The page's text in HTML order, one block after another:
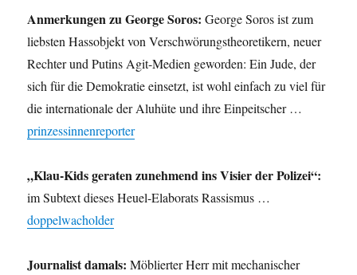
Anmerkungen zu George Soros: George Soros ist zum
liebsten Hassobjekt von Verschwörungstheoretikern, neuer
Rechter und Putins Agit-Medien geworden: Ein Jude, der
sich für die Demokratie einsetzt, ist wohl einfach zu viel für
die internationale der Aluhüte und ihre Einpeitscher …
prinzessinnenreporter
„Klau-Kids geraten zunehmend ins Visier der Polizei“:
im Subtext dieses Heuel-Elaborats Rassismus …
doppelwacholder
Journalist damals: Möblierter Herr mit mechanischer